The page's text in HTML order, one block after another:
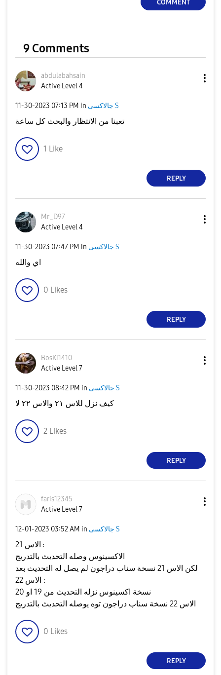
COMMENT
9 Comments
abdulabahsain
Active Level 4
‎11-30-2023 07:13 PM in جالاكسى S
تعبنا من الانتظار والبحث كل ساعة
1 Like
REPLY
Mr_D97
Active Level 4
‎11-30-2023 07:47 PM in جالاكسى S
اي والله
0 Likes
REPLY
BosKi1410
Active Level 7
‎11-30-2023 08:42 PM in جالاكسى S
كيف نزل للاس ٢١ والاس ٢٢ لا
2 Likes
REPLY
faris12345
Active Level 7
‎12-01-2023 03:52 AM in جالاكسى S
الاس 21 :
الاكسينوس وصله التحديث بالتدريج
لكن الاس 21 نسخة سناب دراجون لم يصل له التحديث بعد
الاس 22 :
نسخة اكسينوس نزله التحديث من 19 او 20
الاس 22 نسخة سناب دراجون توه يوصله التحديث بالتدريج
0 Likes
REPLY